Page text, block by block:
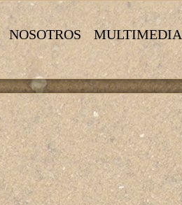
NOSOTROS MULTIMEDIA